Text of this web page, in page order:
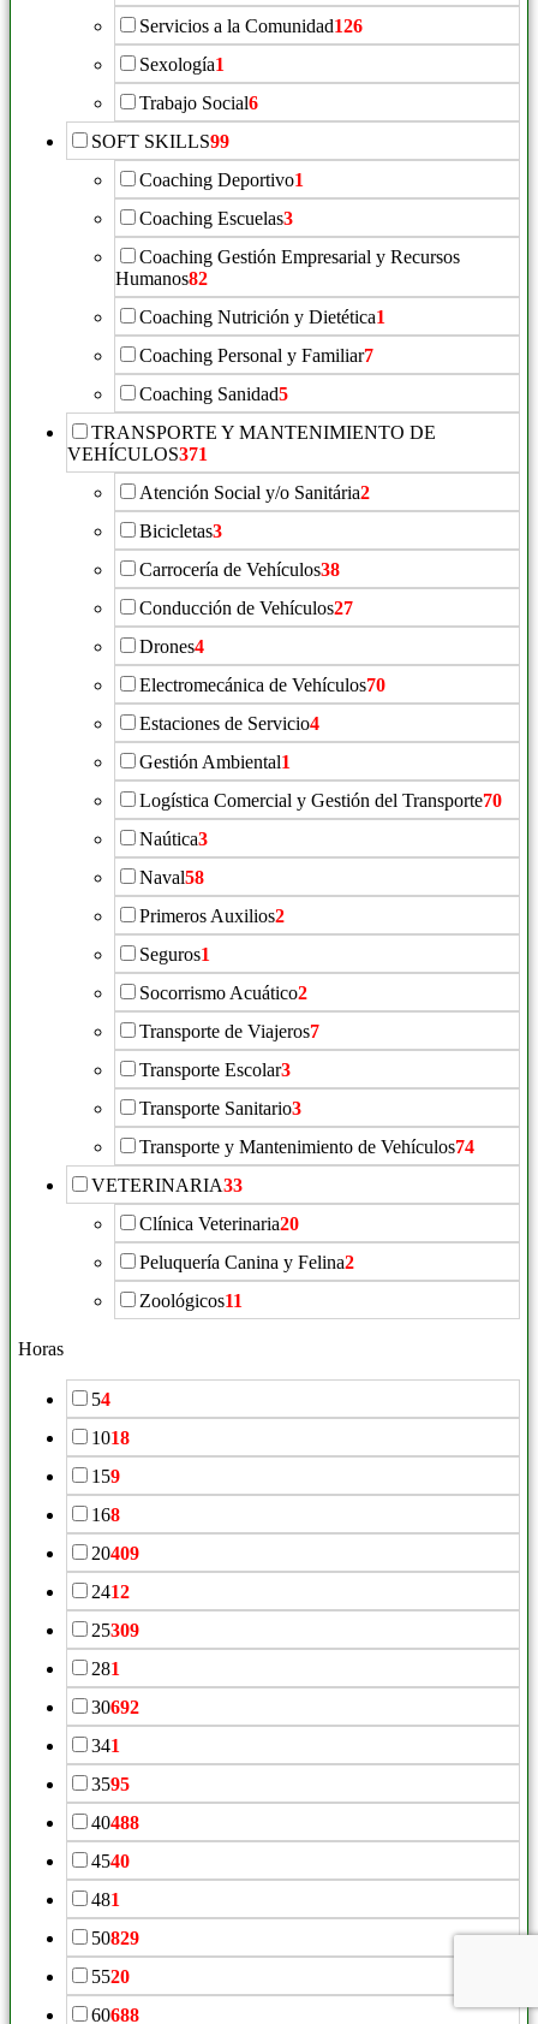
Servicios a la Comunidad126
Sexología1
Trabajo Social6
SOFT SKILLS99
Coaching Deportivo1
Coaching Escuelas3
Coaching Gestión Empresarial y Recursos
Humanos82
Coaching Nutrición y Dietética1
Coaching Personal y Familiar7
Coaching Sanidad5
TRANSPORTE Y MANTENIMIENTO DE
VEHÍCULOS371
Atención Social y/o Sanitária2
Bicicletas3
Carrocería de Vehículos38
Conducción de Vehículos27
Drones4
Electromecánica de Vehículos70
Estaciones de Servicio4
Gestión Ambiental1
Logística Comercial y Gestión del Transporte70
Naútica3
Naval58
Primeros Auxilios2
Seguros1
Socorrismo Acuático2
Transporte de Viajeros7
Transporte Escolar3
Transporte Sanitario3
Transporte y Mantenimiento de Vehículos74
VETERINARIA33
Clínica Veterinaria20
Peluquería Canina y Felina2
Zoológicos11
Horas
54
1018
159
168
20409
2412
25309
281
30692
341
3595
40488
4540
481
50829
5520
60688